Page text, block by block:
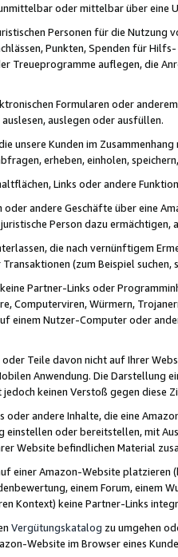
oder mittelbar über eine
Personen für die Nutzung
Punkten, Spenden für
Treueprogramme auflegen, die
Formularen oder
auslegen oder ausfüllen.
unsere Kunden im
erheben, einholen,
Links oder andere
oder andere Geschäfte über eine
Person dazu
die nach vernünftigem
(zum Beispiel
Partner-Links oder
Computerviren, Würmern,
einem Nutzer-Computer oder
Teile davon nicht auf Ihrer
Anwendung. Die Darstellung
keinen Verstoß gegen diese
oder andere Inhalte, die eine
einstellen oder bereitstellen, mit
Website befindlichen Material
einer Amazon-Website
einem Forum, einem
Kontext) keine Partner-Links
Vergütungskatalog zu umgehen
Website im Browser eines